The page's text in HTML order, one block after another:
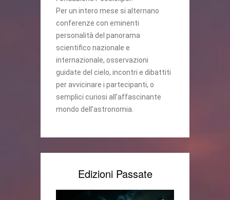
Per un intero mese si alternano
conferenze con eminenti
personalità del panorama
scientifico nazionale e
internazionale, osservazioni
guidate del cielo, incontri e dibattiti
per avvicinare i partecipanti, o
semplici curiosi all’affascinante
mondo dell’astronomia.
Edizioni Passate